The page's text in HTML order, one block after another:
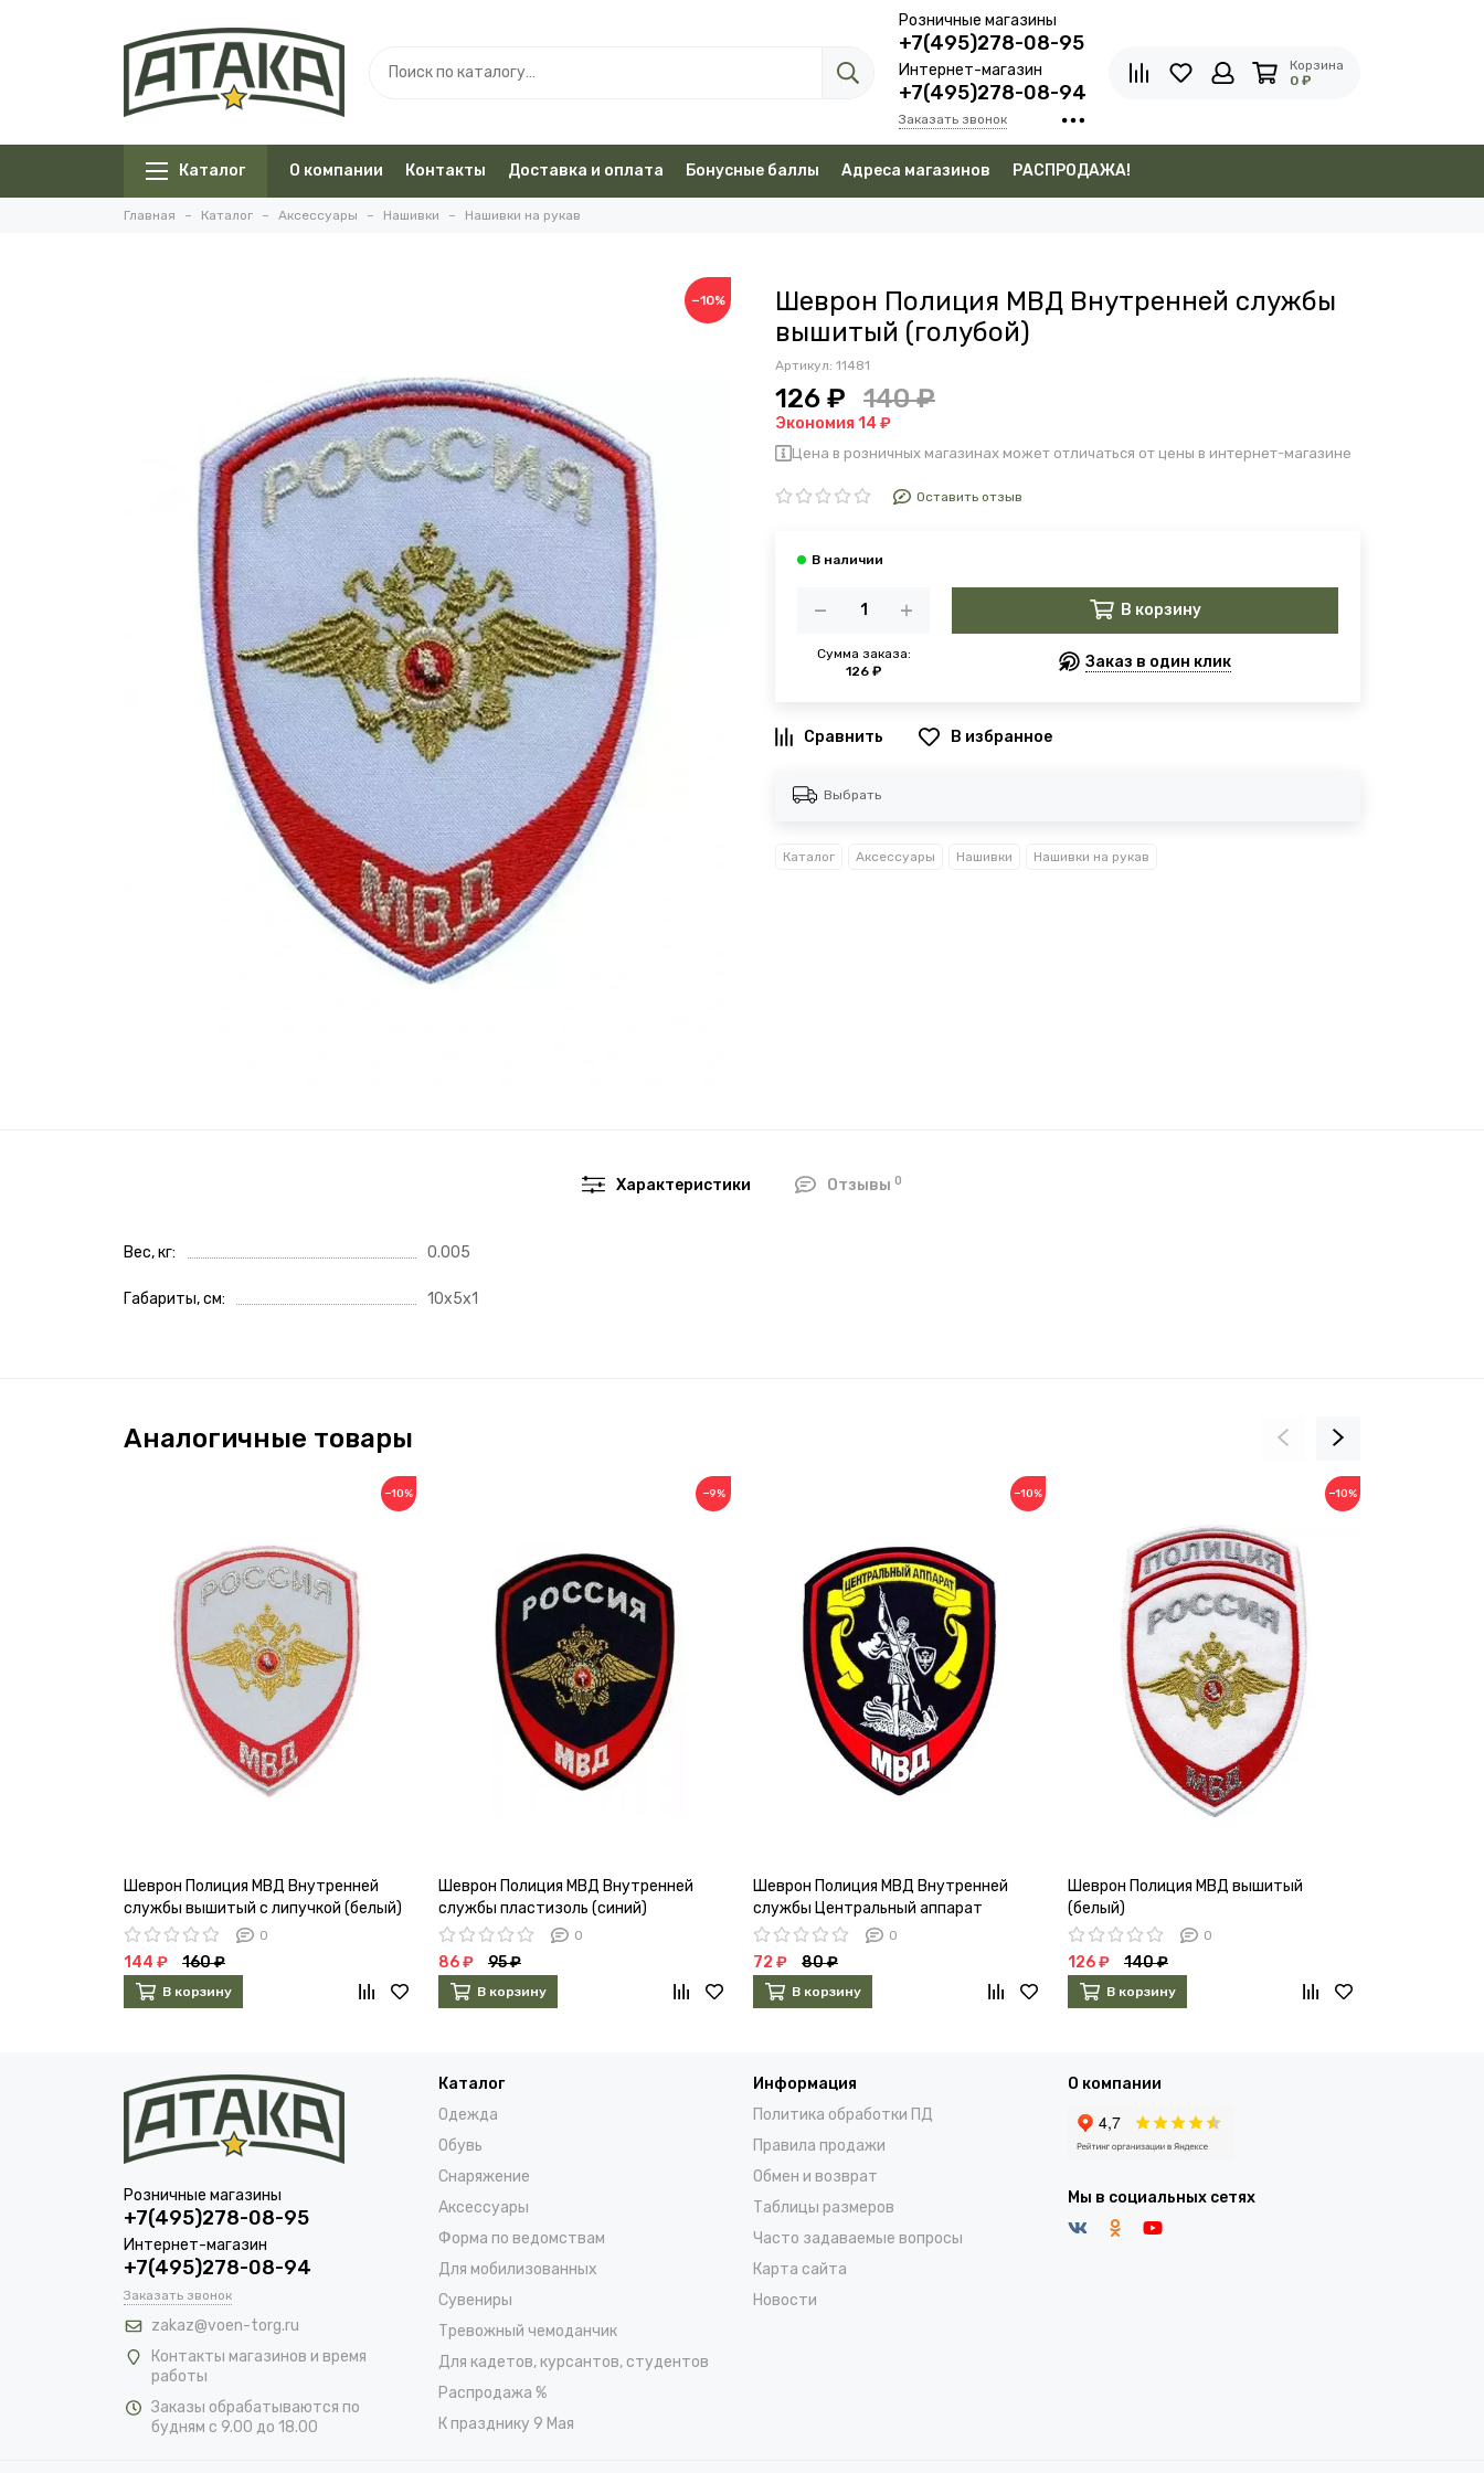
Розничные магазины
+7(495)278-08-95
Интернет-магазин
+7(495)278-08-94
Заказать звонок
Корзина
0 ₽
Каталог О компании Контакты Доставка и оплата Бонусные баллы Адреса магазинов РАСПРОДАЖА!
Главная Каталог Аксессуары Нашивки Нашивки на рукав
−10%
Шеврон Полиция МВД Внутренней службы
вышитый (голубой)
Артикул: 11481
126 ₽ 140 ₽
Экономия 14 ₽
Цена в розничных магазинах может отличаться от цены в интернет-магазине
Оставить отзыв
Сумма заказа:
126 ₽
В корзину
Заказ в один клик
В избранное
Выбрать
Каталог Аксессуары Нашивки Нашивки на рукав
Характеристики Отзывы 0
Вес, кг 0.005
Габариты, см 10x5x1
Аналогичные товары
−10%
Шеврон Полиция МВД Внутренней
службы вышитый с липучкой (белый)
0
144 ₽ 160 ₽
В корзину
−9%
Шеврон Полиция МВД Внутренней
службы пластизоль (синий)
0
86 ₽ 95 ₽
В корзину
−10%
Шеврон Полиция МВД Внутренней
службы Центральный аппарат
пластизоль
0
72 ₽ 80 ₽
В корзину
−10%
Шеврон Полиция МВД вышитый
(белый)
0
126 ₽ 140 ₽
В корзину
Розничные магазины
+7(495)278-08-95
Интернет-магазин
+7(495)278-08-94
Заказать звонок
zakaz@voen-torg.ru
Контакты магазинов и время
работы
Заказы обрабатываются по
будням с 9.00 до 18.00
Каталог
Одежда
Обувь
Снаряжение
Аксессуары
Форма по ведомствам
Для мобилизованных
Сувениры
Тревожный чемоданчик
Для кадетов, курсантов, студентов
Распродажа %
К празднику 9 Мая
Информация
Политика обработки ПД
Правила продажи
Обмен и возврат
Таблицы размеров
Часто задаваемые вопросы
Карта сайта
Новости
О компании
Мы в социальных сетях